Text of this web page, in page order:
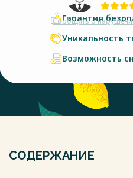
Сообщить о
Гарантия
Уникальность
Возможность
СОДЕРЖАНИЕ